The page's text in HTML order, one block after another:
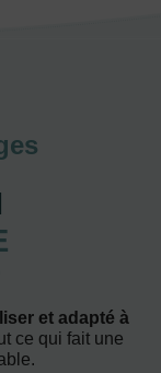
et adapté à
ce qui fait une